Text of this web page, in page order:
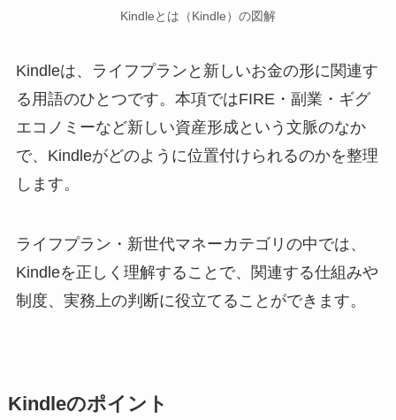
Kindleとは（Kindle）の図解
Kindleは、ライフプランと新しいお金の形に関連す
る用語のひとつです。本項ではFIRE・副業・ギグ
エコノミーなど新しい資産形成という文脈のなか
で、Kindleがどのように位置付けられるのかを整理
します。
ライフプラン・新世代マネーカテゴリの中では、
Kindleを正しく理解することで、関連する仕組みや
制度、実務上の判断に役立てることができます。
Kindleのポイント